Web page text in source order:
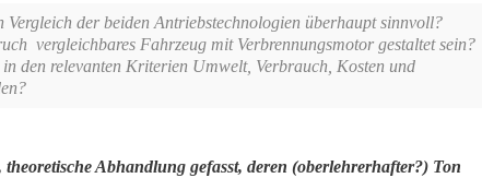
Vergleich der beiden Antriebstechnologien überhaupt sinnvoll?
vergleichbares Fahrzeug mit Verbrennungsmotor gestaltet sein?
den relevanten Kriterien Umwelt, Verbrauch, Kosten und
Abhandlung gefasst, deren (oberlehrerhafter?) Ton